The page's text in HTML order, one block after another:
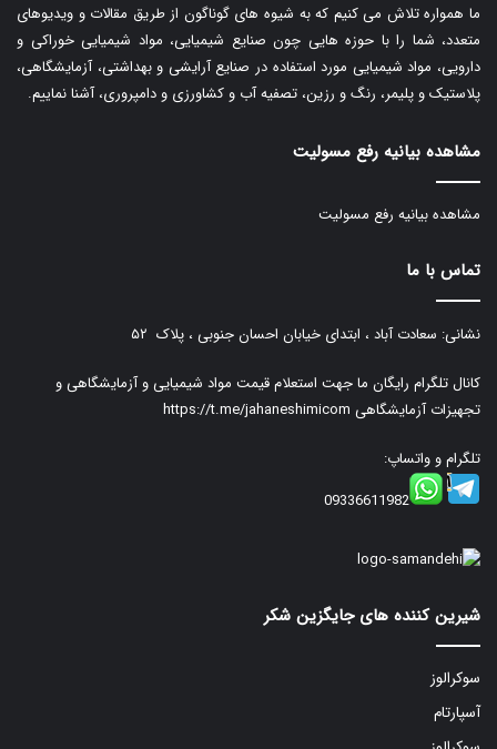
ما همواره تلاش می کنیم که به شیوه های گوناگون از طریق مقالات و ویدیوهای
متعدد، شما را با حوزه هایی چون صنایع شیمیایی، مواد شیمیایی خوراکی و
دارویی، مواد شیمیایی مورد استفاده در صنایع آرایشی و بهداشتی، آزمایشگاهی،
پلاستیک و پلیمر، رنگ و رزین، تصفیه آب و کشاورزی و دامپروری، آشنا نماییم.
مشاهده بیانیه رفع مسولیت
مشاهده بیانیه رفع مسولیت
تماس با ما
نشانی: سعادت آباد ، ابتدای خیابان احسان جنوبی ، پلاک ۵۲
کانال تلگرام رایگان ما جهت استعلام قیمت مواد شیمیایی و آزمایشگاهی و
تجهیزات آزمایشگاهی https://t.me/jahaneshimicom
تلگرام و واتساپ:
09336611982
شیرین کننده های جایگزین شکر
سوکرالوز
آسپارتام